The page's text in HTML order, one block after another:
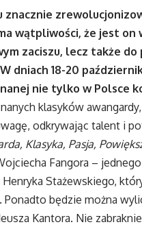
znacznie
wątpliwości, że jest on
zaciszu, lecz także
dniach 18-20
nie tylko w Polsce
klasyków
odkrywając talent i
Klasyka, Pasja,
Fangora –
Stażewskiego,
będzie można
Kantora. Nie